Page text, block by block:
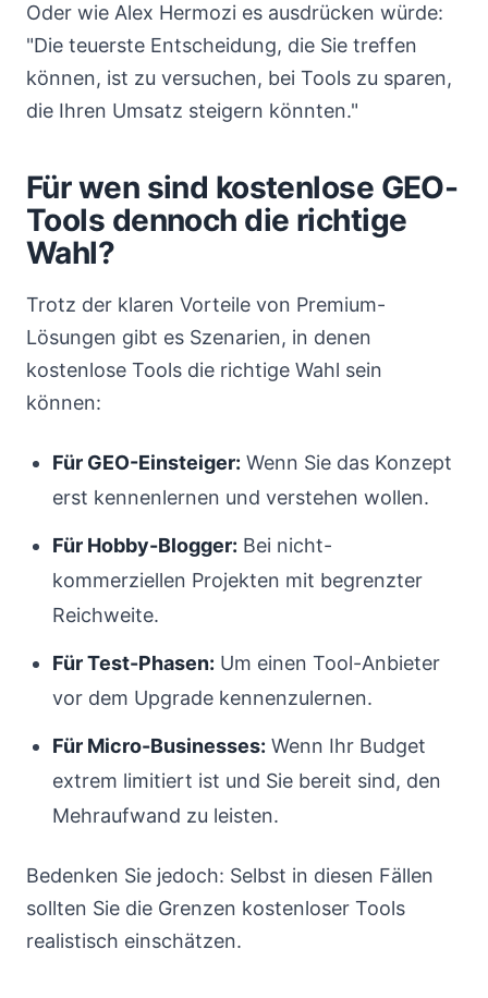
Oder wie Alex Hermozi es ausdrücken würde:
"Die teuerste Entscheidung, die Sie treffen
können, ist zu versuchen, bei Tools zu sparen,
die Ihren Umsatz steigern könnten."
Für wen sind kostenlose GEO-
Tools dennoch die richtige
Wahl?
Trotz der klaren Vorteile von Premium-
Lösungen gibt es Szenarien, in denen
kostenlose Tools die richtige Wahl sein
können:
Für GEO-Einsteiger: Wenn Sie das Konzept
erst kennenlernen und verstehen wollen.
Für Hobby-Blogger: Bei nicht-
kommerziellen Projekten mit begrenzter
Reichweite.
Für Test-Phasen: Um einen Tool-Anbieter
vor dem Upgrade kennenzulernen.
Für Micro-Businesses: Wenn Ihr Budget
extrem limitiert ist und Sie bereit sind, den
Mehraufwand zu leisten.
Bedenken Sie jedoch: Selbst in diesen Fällen
sollten Sie die Grenzen kostenloser Tools
realistisch einschätzen.